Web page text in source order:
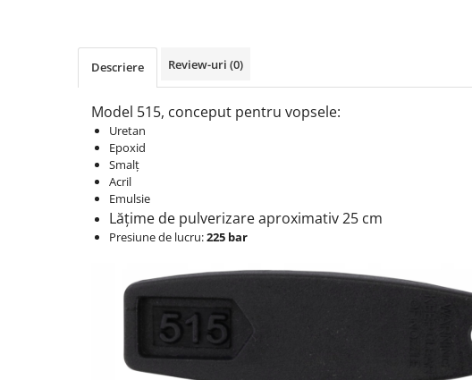
Scule Pneumatice
Suport motocicleta
Tunuri de caldura si aeroteme
Utilaje constructie
Descriere Review-uri (0)
Model 515, conceput pentru vopsele:
Uretan
Epoxid
Smalț
Acril
Emulsie
Lățime de pulverizare aproximativ 25 cm
Presiune de lucru:225 bar